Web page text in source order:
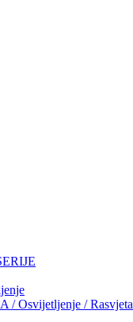
/ Osvijetljenje / Rasvjeta